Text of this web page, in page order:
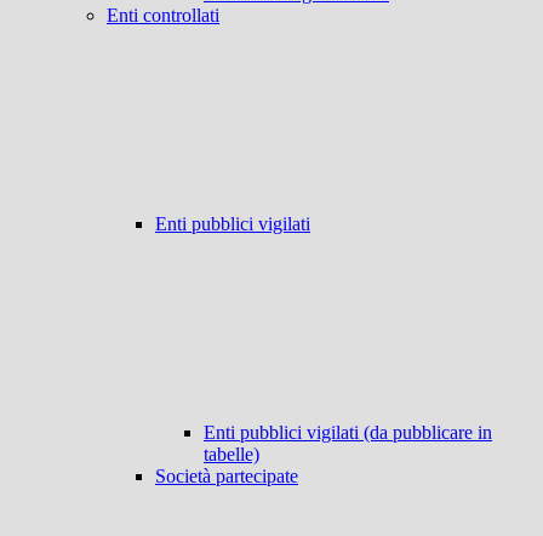
Enti controllati
Enti pubblici vigilati
Enti pubblici vigilati (da pubblicare in
tabelle)
Società partecipate